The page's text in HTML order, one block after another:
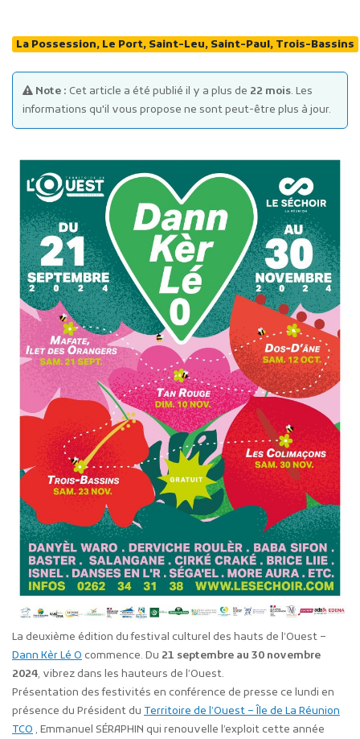
Marchés publics
Projets financés par l'Europe
Plans d'accès
La Possession, Le Port, Saint-Leu, Saint-Paul, Trois-Bassins
Note : Cet article a été publié il y a plus de 22 mois. Les
informations qu'il vous propose ne sont peut-être plus à jour.
La deuxième édition du festival culturel des hauts de l’Ouest –
Dann Kèr Lé O commence. Du 21 septembre au 30 novembre
2024, vibrez dans les hauteurs de l’Ouest.
Présentation des festivités en conférence de presse ce lundi en
présence du Président du Territoire de l’Ouest – Île de La Réunion
TCO , Emmanuel SÉRAPHIN qui renouvelle l’exploit cette année